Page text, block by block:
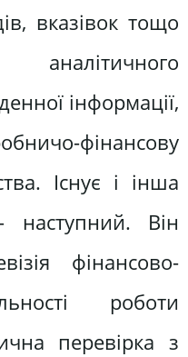
вказівок тощо
інформації,
фінансову
Існує і інша
Він
фінансово-
роботи
перевірка з